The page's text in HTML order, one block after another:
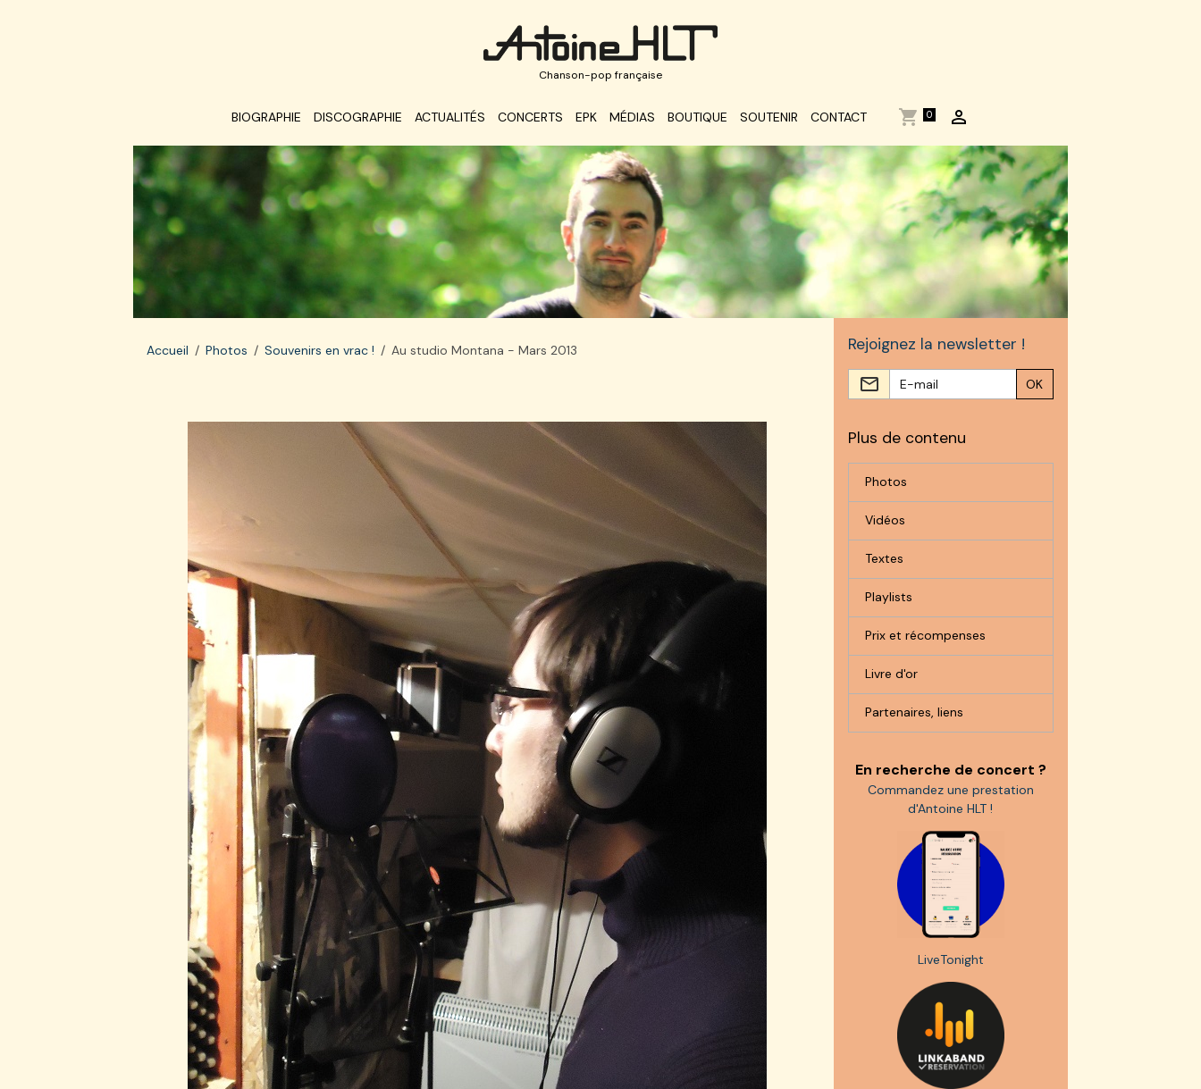
Chanson-pop française
BIOGRAPHIE DISCOGRAPHIE ACTUALITÉS CONCERTS EPK MÉDIAS BOUTIQUE SOUTENIR CONTACT 0
Accueil Photos Souvenirs en vrac ! Au studio Montana - Mars 2013 Rejoignez la newsletter !
OK
Plus de contenu
Photos
Vidéos
Textes
Playlists
Prix et récompenses
Livre d'or
Partenaires, liens
En recherche de concert ?
Commandez une prestation
d'Antoine HLT !
LiveTonight